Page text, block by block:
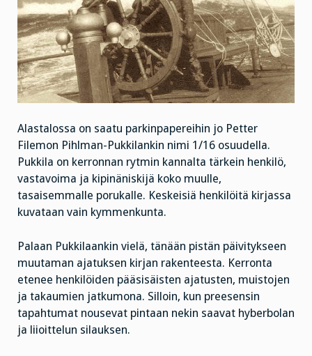
Alastalossa on saatu parkinpapereihin jo Petter
Filemon Pihlman-Pukkilankin nimi 1/16 osuudella.
Pukkila on kerronnan rytmin kannalta tärkein henkilö,
vastavoima ja kipinäniskijä koko muulle,
tasaisemmalle porukalle. Keskeisiä henkilöitä kirjassa
kuvataan vain kymmenkunta.
Palaan Pukkilaankin vielä, tänään pistän päivitykseen
muutaman ajatuksen kirjan rakenteesta. Kerronta
etenee henkilöiden pääsisäisten ajatusten, muistojen
ja takaumien jatkumona. Silloin, kun preesensin
tapahtumat nousevat pintaan nekin saavat hyberbolan
ja liioittelun silauksen.